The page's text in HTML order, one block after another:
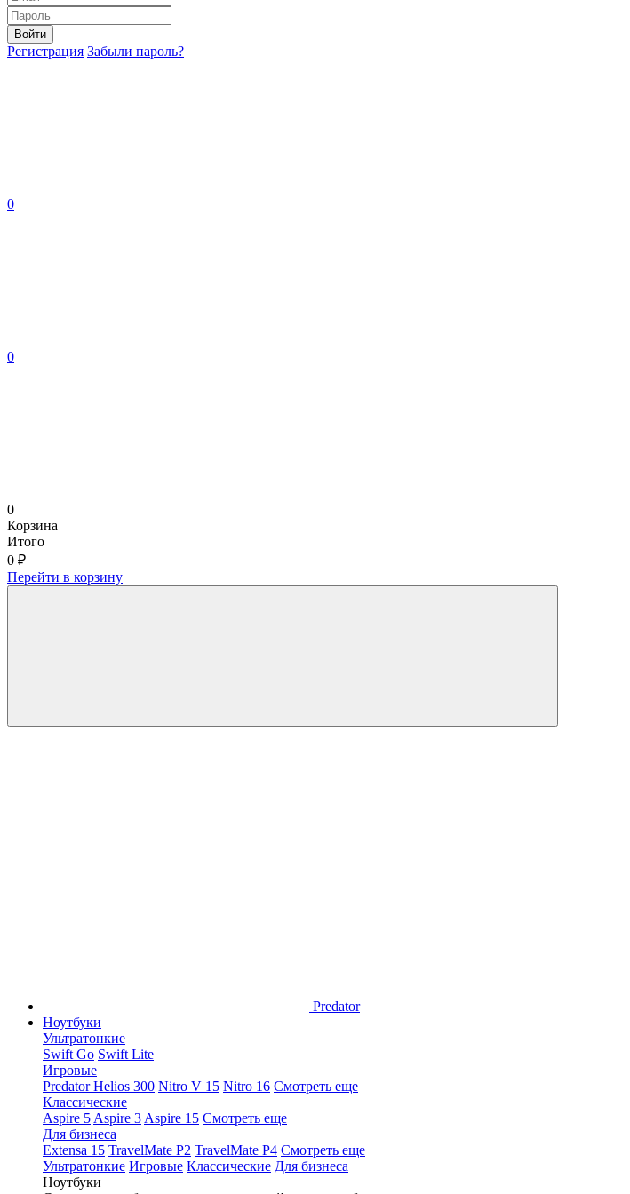
Войти
Регистрация Забыли пароль?
0
0
0
Корзина
Итого
0 ₽
Перейти в корзину
Predator
Ноутбуки
Ультратонкие
Swift Go Swift Lite
Игровые
Predator Helios 300 Nitro V 15 Nitro 16 Смотреть еще
Классические
Aspire 5 Aspire 3 Aspire 15 Смотреть еще
Для бизнеса
Extensa 15 TravelMate P2 TravelMate P4 Смотреть еще
Ультратонкие Игровые Классические Для бизнеса
Ноутбуки